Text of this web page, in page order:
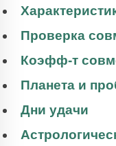
Проверка
Коэфф-т
Планета и
Дни удачи